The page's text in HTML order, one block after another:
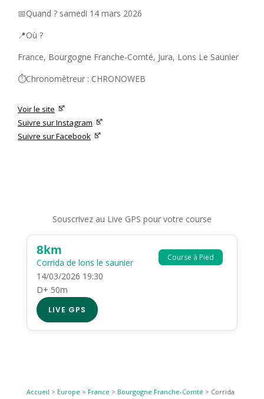
📅Quand ? samedi 14 mars 2026
📍Où ?
France, Bourgogne Franche-Comté, Jura, Lons Le Saunier
⏱️Chronomètreur : CHRONOWEB
Voir le site
Suivre sur Instagram
Suivre sur Facebook
Souscrivez au Live GPS pour votre course
Course à Pied
8km
Corrida de lons le saunier
14/03/2026 19:30
D+ 50m
LIVE GPS
Accueil > Europe > France > Bourgogne Franche-Comté > Corrida